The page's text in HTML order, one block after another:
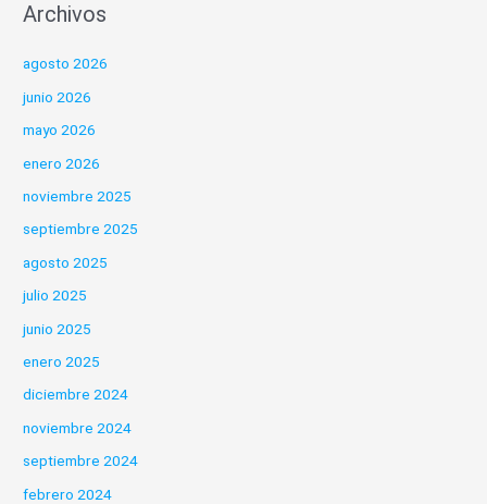
Archivos
agosto 2026
junio 2026
mayo 2026
enero 2026
noviembre 2025
septiembre 2025
agosto 2025
julio 2025
junio 2025
enero 2025
diciembre 2024
noviembre 2024
septiembre 2024
febrero 2024